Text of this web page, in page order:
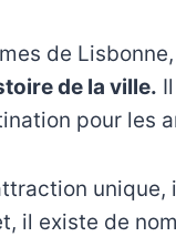
de
de la ville.
pour les
il existe de